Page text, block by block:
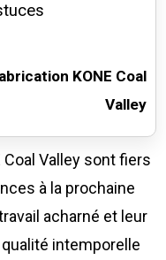
KONE Coal
Valley
Valley sont fiers
à la prochaine
acharné et leur
intemporelle